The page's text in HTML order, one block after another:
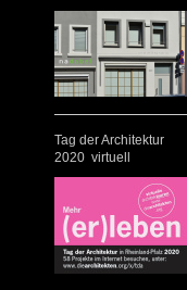
Tag der Architektur
2020 virtuell